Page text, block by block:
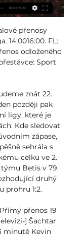
přenosy
14:0016:00. FL:
odloženého
Sport
znát 22.
později pak
ligy, které je
Kde sledovat
zápase,
sehrála s
celku ve 2.
Betis v 79.
druhý
prohru 1:2.
přenos 19
] Šachtar
minutě Kevin